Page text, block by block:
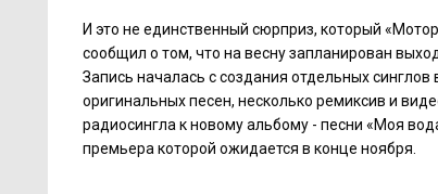
И это не единственный сюрприз, который
сообщил о том, что на весну запланирован
Запись началась с создания отдельных
оригинальных песен, несколько ремиксив и
радиосингла к новому альбому - песни «Моя
премьера которой ожидается в конце ноября.